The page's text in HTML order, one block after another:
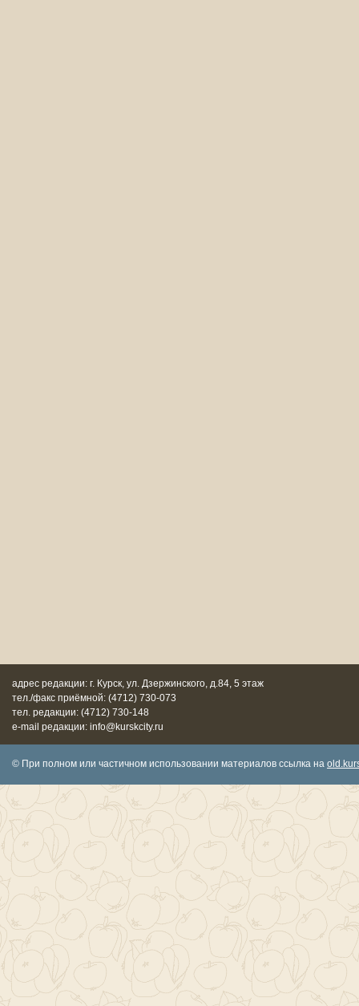
адрес редакции: г. Курск, ул. Дзержинского, д.84, 5 этаж
тел./факс приёмной: (4712) 730-073
тел. редакции: (4712) 730-148
e-mail редакции: info@kurskcity.ru
© При полном или частичном использовании материалов ссылка на